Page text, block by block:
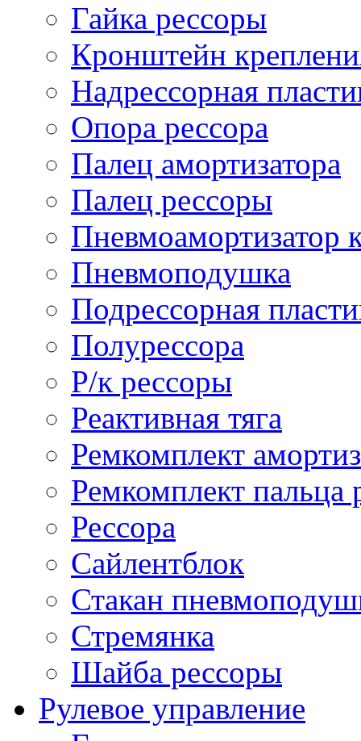
Гайка рессоры
Кронштейн
Надрессорная
Опора рессора
Палец амортизатора
Палец рессоры
Пневмоамортизатор
Пневмоподушка
Подрессорная
Полурессора
Р/к рессоры
Реактивная тяга
Ремкомплект
Ремкомплект пальца
Рессора
Сайлентблок
Стакан
Стремянка
Шайба рессоры
Рулевое управление